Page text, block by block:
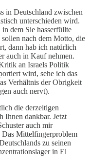
in Deutschland zwischen
unterschieden wird.
dem Sie hasserfüllte
nach dem Motto, die
dann hab ich natürlich
auch in Kauf nehmen.
an Israels Politik
wird, sehe ich das
Verhältnis der Obrigkeit
auch nervt).
die derzeitigen
Ihnen dankbar. Jetzt
auch mir
Das Mittelfingerproblem
zu seinen
in El